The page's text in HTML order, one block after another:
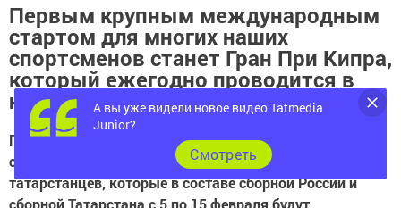
Первым крупным международным
стартом для многих наших
спортсменов станет Гран При Кипра,
который ежегодно проводится в
начале февраля.
По словам президента Федерации пулевой и стендовой
стрельбы РТ Сергея Демина, в Ларнаку отправились 20
татарстанцев, которые в составе сборной России и
сборной Татарстана с 5 по 15 февраля будут
А вы уже видели новое видео Tatmedia
Junior?
Cмотреть